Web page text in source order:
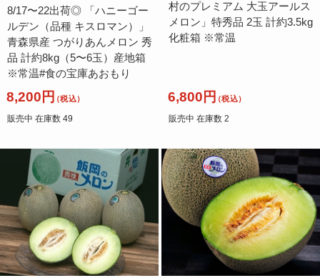
8/17〜22出荷◎ 「ハニーゴー
ルデン（品種 キスロマン）」
青森県産 つがりあんメロン 秀
品 計約8kg（5〜6玉）産地箱
※常温#食の宝庫あおもり
8,200円（税込）
販売中 在庫数 49
村のプレミアム 大玉アールス
メロン」特秀品 2玉 計約3.5kg
化粧箱 ※常温
6,800円（税込）
販売中 在庫数 2